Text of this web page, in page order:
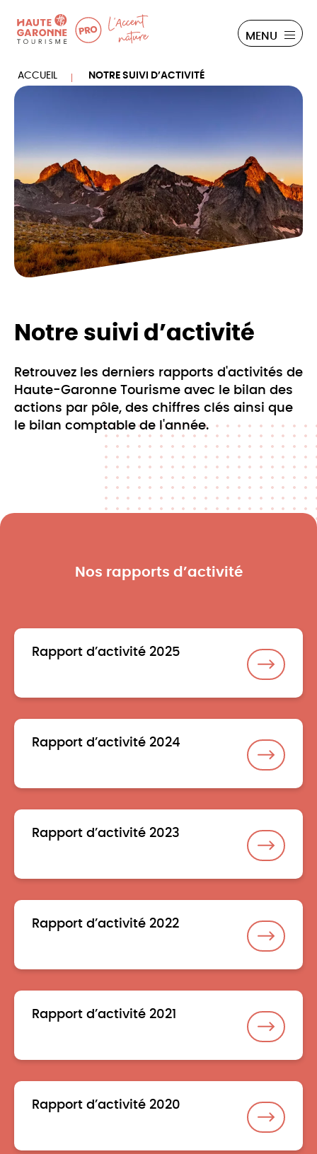
PRO MENU
ACCUEIL NOTRE SUIVI D’ACTIVITÉ
Notre suivi d’activité
Retrouvez les derniers rapports d'activités de
Haute-Garonne Tourisme avec le bilan des
actions par pôle, des chiffres clés ainsi que
le bilan comptable de l'année.
Nos rapports d’activité
Rapport d’activité 2025
Rapport d’activité 2024
Rapport d’activité 2023
Rapport d’activité 2022
Rapport d’activité 2021
Rapport d’activité 2020